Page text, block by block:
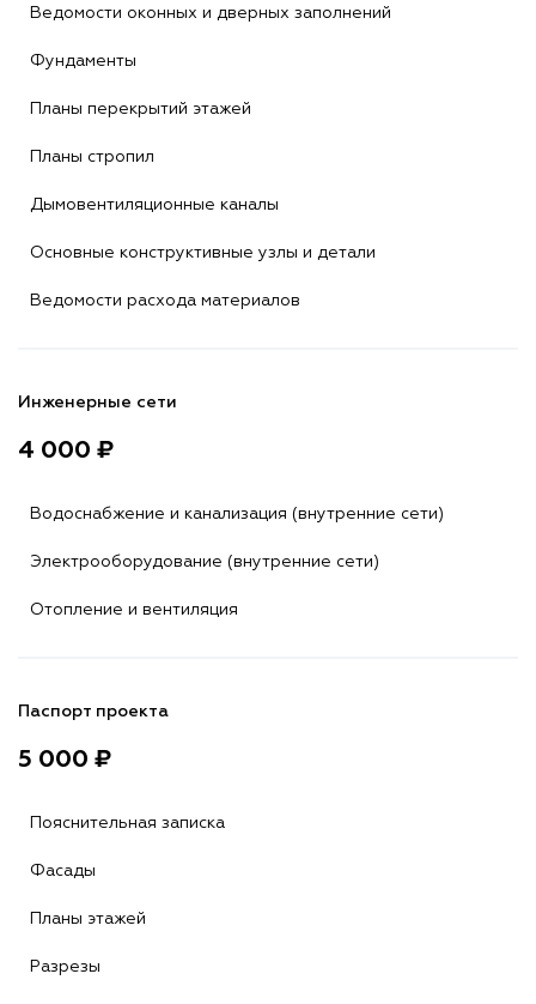
Ведомости оконных и дверных заполнений
Фундаменты
Планы перекрытий этажей
Планы стропил
Дымовентиляционные каналы
Основные конструктивные узлы и детали
Ведомости расхода материалов
Инженерные сети
4 000 ₽
Водоснабжение и канализация (внутренние сети)
Электрооборудование (внутренние сети)
Отопление и вентиляция
Паспорт проекта
5 000 ₽
Пояснительная записка
Фасады
Планы этажей
Разрезы